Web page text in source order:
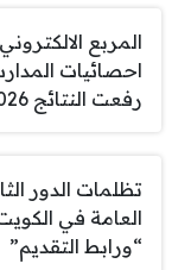
المربع
احصائيات
رفعت النتائج 2026
تظلمات الدور
“ورابط التقديم”